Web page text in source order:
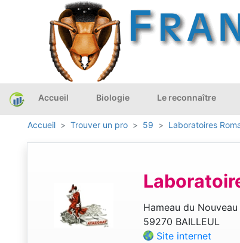
Accueil Biologie Le reconnaître
Accueil Trouver un pro 59 Laboratoires
Hameau du
59270 BAILLEUL
Site internet